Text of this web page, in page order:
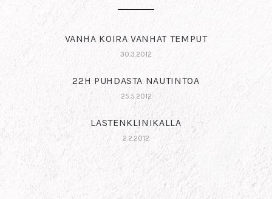
VANHA KOIRA VANHAT TEMPUT
30.3.2012
22H PUHDASTA NAUTINTOA
25.5.2012
LASTENKLINIKALLA
2.2.2012